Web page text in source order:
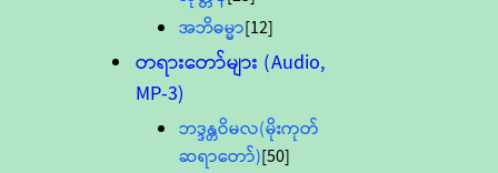
အဘိဓမ္မာ[12]
တရားတော်များ (Audio,
MP-3)
ဘဒ္ဒန္တဝိမလ(မိုးကုတ်
ဆရာတော်)[50]